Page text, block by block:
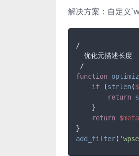
解决方案：自定义
/
  优化元描述长度
function
if (strlen(
return
    }
return
add_filter(